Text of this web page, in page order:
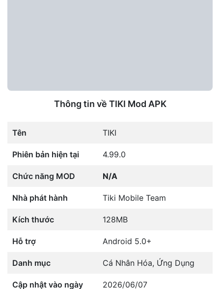
Thông tin về TIKI Mod APK
Tên TIKI
Phiên bản hiện tại 4.99.0
Chức năng MOD N/A
Nhà phát hành Tiki Mobile Team
Kích thước 128MB
Hỗ trợ Android 5.0+
Danh mục Cá Nhân Hóa, Ứng Dụng
Cập nhật vào ngày 2026/06/07